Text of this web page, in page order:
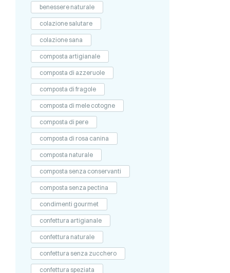
benessere naturale
colazione salutare
colazione sana
composta artigianale
composta di azzeruole
composta di fragole
composta di mele cotogne
composta di pere
composta di rosa canina
composta naturale
composta senza conservanti
composta senza pectina
condimenti gourmet
confettura artigianale
confettura naturale
confettura senza zucchero
confettura speziata